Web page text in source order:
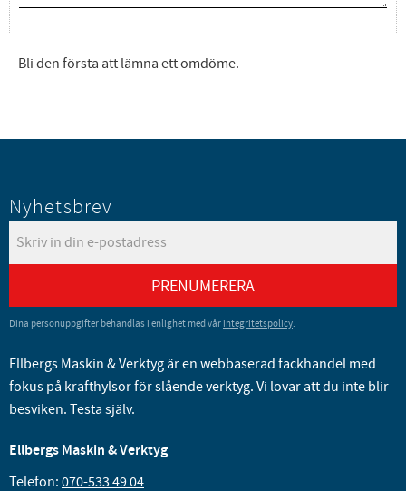
Bli den första att lämna ett omdöme.
Nyhetsbrev
PRENUMERERA
Dina personuppgifter behandlas i enlighet med vår integritetspolicy.
Ellbergs Maskin & Verktyg är en webbaserad fackhandel med
fokus på krafthylsor för slående verktyg. Vi lovar att du inte blir
besviken. Testa själv.
Ellbergs Maskin & Verktyg
Telefon: 070-533 49 04